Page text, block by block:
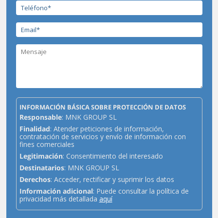
INFORMACIÓN BÁSICA SOBRE PROTECCIÓN DE DATOS
Responsable: MNK GROUP SL
Finalidad: Atender peticiones de información,
contratación de servicios y envío de información con
fines comerciales
Legitimación: Consentimiento del interesado
Destinatarios: MNK GROUP SL
Derechos: Acceder, rectificar y suprimir los datos
Información adicional: Puede consultar la política de
privacidad más detallada aquí